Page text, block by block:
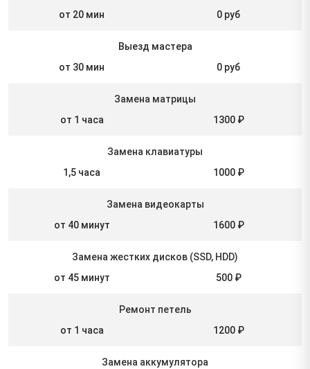
от 20 мин
0 руб
Выезд мастера
от 30 мин
0 руб
Замена матрицы
от 1 часа
1300 ₽
Замена клавиатуры
1,5 часа
1000 ₽
Замена видеокарты
от 40 минут
1600 ₽
Замена жестких дисков (SSD, HDD)
от 45 минут
500 ₽
Ремонт петель
от 1 часа
1200 ₽
Замена аккумулятора